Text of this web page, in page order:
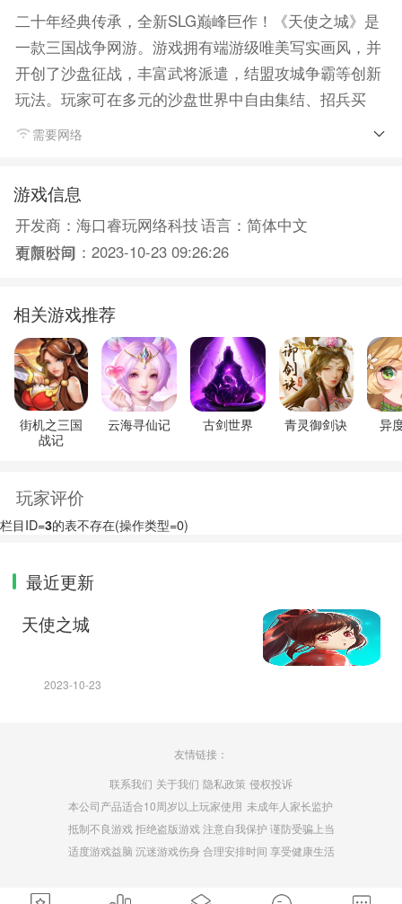
二十年经典传承，全新SLG巅峰巨作！《天使之城》是
一款三国战争网游。游戏拥有端游级唯美写实画风，并
开创了沙盘征战，丰富武将派遣，结盟攻城争霸等创新
玩法。玩家可在多元的沙盘世界中自由集结、招兵买
马⋯⋯于纵横捭阖中策划权谋之局，在弱肉强食的竞争
需要网络
游戏信息
开发商：海口睿玩网络科技
有限公司
语言：简体中文
更新时间：2023-10-23 09:26:26
相关游戏推荐
街机之三国
战记
云海寻仙记 古剑世界 青灵御剑诀 异
玩家评价
栏目ID=3的表不存在(操作类型=0)
最近更新
天使之城
2023-10-23
友情链接：
联系我们 关于我们 隐私政策 侵权投诉
本公司产品适合10周岁以上玩家使用 未成年人家长监护
抵制不良游戏 拒绝盗版游戏 注意自我保护 谨防受骗上当
适度游戏益脑 沉迷游戏伤身 合理安排时间 享受健康生活